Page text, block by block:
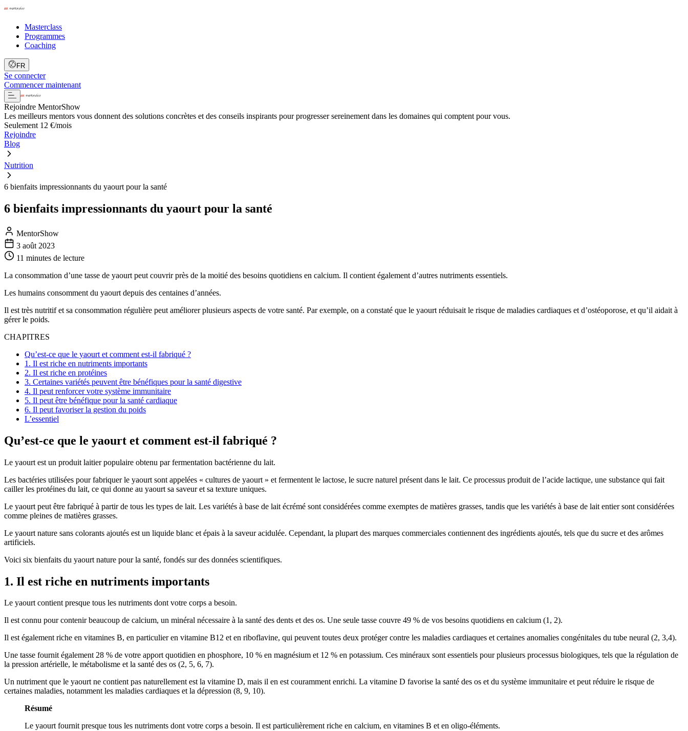
Masterclass
Programmes
Coaching
FR
Se connecter
Commencer maintenant
Rejoindre MentorShow
Les meilleurs mentors vous donnent des solutions concrètes et des conseils inspirants pour progresser sereinement dans les domaines qui comptent pour vous.
Seulement 12 €/mois
Rejoindre
Blog
Nutrition
6 bienfaits impressionnants du yaourt pour la santé
6 bienfaits impressionnants du yaourt pour la santé
MentorShow
3 août 2023
11 minutes de lecture
La consommation d’une tasse de yaourt peut couvrir près de la moitié des besoins quotidiens en calcium. Il contient également d’autres nutriments essentiels.
Les humains consomment du yaourt depuis des centaines d’années.
Il est très nutritif et sa consommation régulière peut améliorer plusieurs aspects de votre santé. Par exemple, on a constaté que le yaourt réduisait le risque de maladies cardiaques et d’ostéoporose, et qu’il aidait à
gérer le poids.
CHAPITRES
Qu’est-ce que le yaourt et comment est-il fabriqué ?
1. Il est riche en nutriments importants
2. Il est riche en protéines
3. Certaines variétés peuvent être bénéfiques pour la santé digestive
4. Il peut renforcer votre système immunitaire
5. Il peut être bénéfique pour la santé cardiaque
6. Il peut favoriser la gestion du poids
L’essentiel
Qu’est-ce que le yaourt et comment est-il fabriqué ?
Le yaourt est un produit laitier populaire obtenu par fermentation bactérienne du lait.
Les bactéries utilisées pour fabriquer le yaourt sont appelées « cultures de yaourt » et fermentent le lactose, le sucre naturel présent dans le lait. Ce processus produit de l’acide lactique, une substance qui fait
cailler les protéines du lait, ce qui donne au yaourt sa saveur et sa texture uniques.
Le yaourt peut être fabriqué à partir de tous les types de lait. Les variétés à base de lait écrémé sont considérées comme exemptes de matières grasses, tandis que les variétés à base de lait entier sont considérées
comme pleines de matières grasses.
Le yaourt nature sans colorants ajoutés est un liquide blanc et épais à la saveur acidulée. Cependant, la plupart des marques commerciales contiennent des ingrédients ajoutés, tels que du sucre et des arômes
artificiels.
Voici six bienfaits du yaourt nature pour la santé, fondés sur des données scientifiques.
1. Il est riche en nutriments importants
Le yaourt contient presque tous les nutriments dont votre corps a besoin.
Il est connu pour contenir beaucoup de calcium, un minéral nécessaire à la santé des dents et des os. Une seule tasse couvre 49 % de vos besoins quotidiens en calcium (1, 2).
Il est également riche en vitamines B, en particulier en vitamine B12 et en riboflavine, qui peuvent toutes deux protéger contre les maladies cardiaques et certaines anomalies congénitales du tube neural (2, 3,4).
Une tasse fournit également 28 % de votre apport quotidien en phosphore, 10 % en magnésium et 12 % en potassium. Ces minéraux sont essentiels pour plusieurs processus biologiques, tels que la régulation de
la pression artérielle, le métabolisme et la santé des os (2, 5, 6, 7).
Un nutriment que le yaourt ne contient pas naturellement est la vitamine D, mais il en est couramment enrichi. La vitamine D favorise la santé des os et du système immunitaire et peut réduire le risque de
certaines maladies, notamment les maladies cardiaques et la dépression (8, 9, 10).
Résumé
Le yaourt fournit presque tous les nutriments dont votre corps a besoin. Il est particulièrement riche en calcium, en vitamines B et en oligo-éléments.